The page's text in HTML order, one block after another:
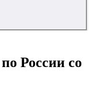
по России со